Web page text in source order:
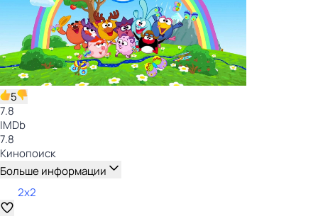
5
7.8
IMDb
7.8
Кинопоиск
Больше информации
2x2